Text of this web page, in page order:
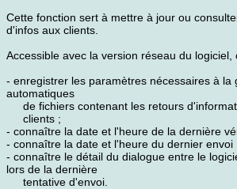
Cette fonction sert à mettre à jour ou
d'infos aux clients.
Accessible avec la version réseau du logiciel,
- enregistrer les paramètres nécessaires à la
automatiques
de fichiers contenant les retours
clients ;
- connaître la date et l'heure de la dernière
- connaître la date et l'heure du dernier envoi
- connaître le détail du dialogue entre le
lors de la dernière
tentative d'envoi.